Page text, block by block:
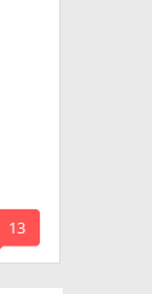
mode_comment
13